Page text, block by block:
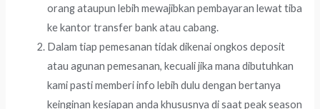
orang ataupun lebih mewajibkan pembayaran lewat tiba
ke kantor transfer bank atau cabang.
Dalam tiap pemesanan tidak dikenai ongkos deposit
atau agunan pemesanan, kecuali jika mana dibutuhkan
kami pasti memberi info lebih dulu dengan bertanya
keinginan kesiapan anda khususnya di saat peak season